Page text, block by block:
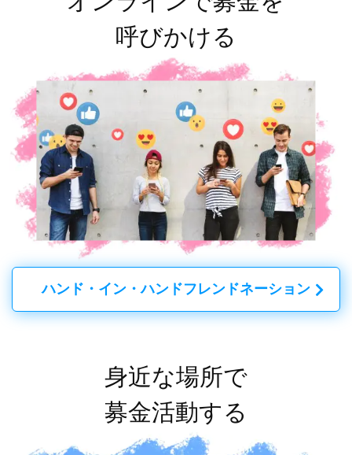
呼びかける
ハンド・イン・ハンドフレンドネーション
身近な場所で
募金活動する